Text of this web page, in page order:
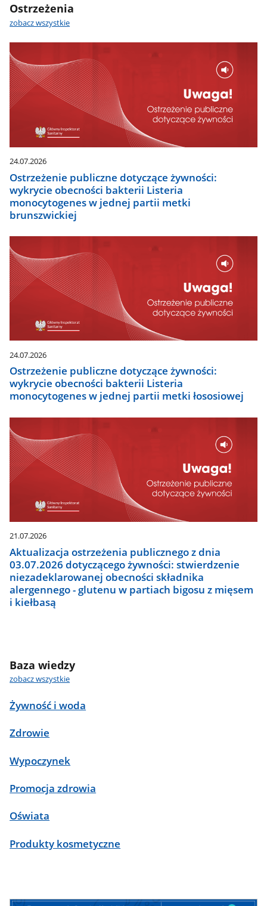
Ostrzeżenia
zobacz wszystkie
24.07.2026
Ostrzeżenie publiczne dotyczące żywności:
wykrycie obecności bakterii Listeria
monocytogenes w jednej partii metki
brunszwickiej
24.07.2026
Ostrzeżenie publiczne dotyczące żywności:
wykrycie obecności bakterii Listeria
monocytogenes w jednej partii metki łososiowej
21.07.2026
Aktualizacja ostrzeżenia publicznego z dnia
03.07.2026 dotyczącego żywności: stwierdzenie
niezadeklarowanej obecności składnika
alergennego - glutenu w partiach bigosu z mięsem
i kiełbasą
Baza wiedzy
zobacz wszystkie
Żywność i woda
Zdrowie
Wypoczynek
Promocja zdrowia
Oświata
Produkty kosmetyczne